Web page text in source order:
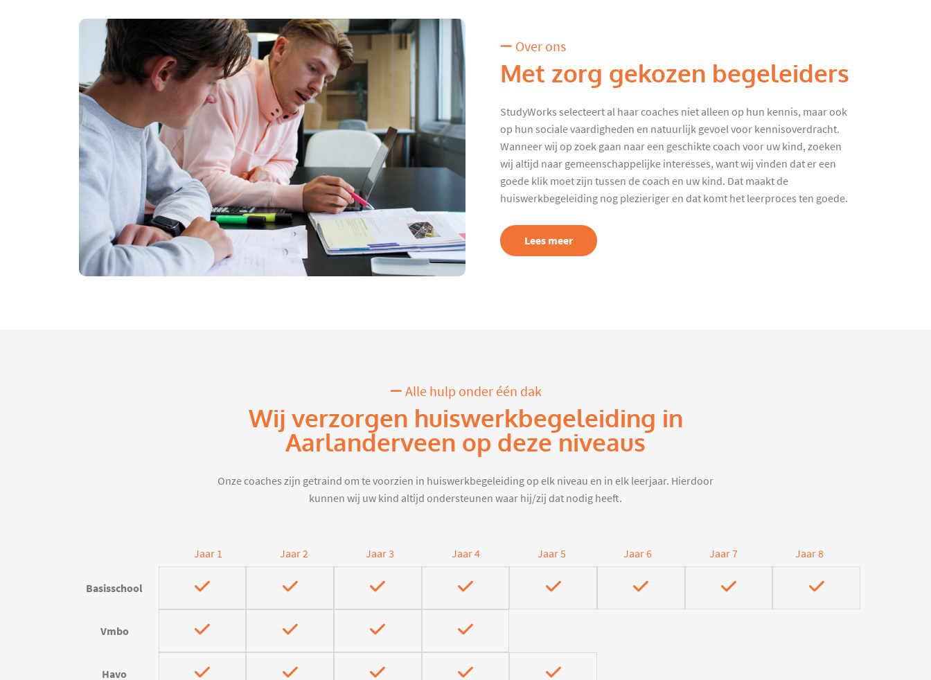
Over ons
Met zorg gekozen begeleiders
StudyWorks selecteert al haar coaches niet alleen op hun kennis, maar ook
op hun sociale vaardigheden en natuurlijk gevoel voor kennisoverdracht.
Wanneer wij op zoek gaan naar een geschikte coach voor uw kind, zoeken
wij altijd naar gemeenschappelijke interesses, want wij vinden dat er een
goede klik moet zijn tussen de coach en uw kind. Dat maakt de
huiswerkbegeleiding nog plezieriger en dat komt het leerproces ten goede.
Lees meer
Alle hulp onder één dak
Wij verzorgen huiswerkbegeleiding in
Aarlanderveen op deze niveaus
Onze coaches zijn getraind om te voorzien in huiswerkbegeleiding op elk niveau en in elk leerjaar. Hierdoor
kunnen wij uw kind altijd ondersteunen waar hij/zij dat nodig heeft.
Jaar 1 Jaar 2 Jaar 3 Jaar 4 Jaar 5 Jaar 6 Jaar 7 Jaar 8
Basisschool
Vmbo
Havo